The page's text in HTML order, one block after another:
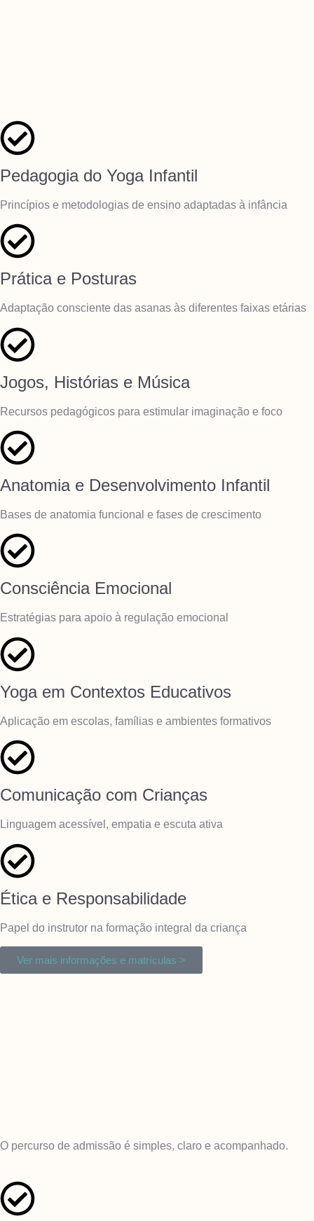
Pedagogia do Yoga Infantil
Princípios e metodologias de ensino adaptadas à infância
Prática e Posturas
Adaptação consciente das asanas às diferentes faixas etárias
Jogos, Histórias e Música
Recursos pedagógicos para estimular imaginação e foco
Anatomia e Desenvolvimento Infantil
Bases de anatomia funcional e fases de crescimento
Consciência Emocional
Estratégias para apoio à regulação emocional
Yoga em Contextos Educativos
Aplicação em escolas, famílias e ambientes formativos
Comunicação com Crianças
Linguagem acessível, empatia e escuta ativa
Ética e Responsabilidade
Papel do instrutor na formação integral da criança
Ver mais informações e matrículas >
O percurso de admissão é simples, claro e acompanhado.